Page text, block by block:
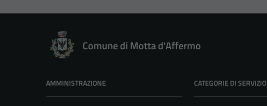
Comune di Motta d'Affermo
AMMINISTRAZIONE CATEGORIE DI SERVIZIO